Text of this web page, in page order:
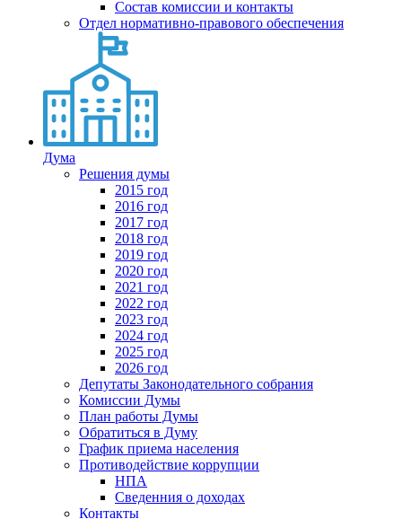
Состав комиссии и контакты
Отдел нормативно-правового обеспечения
Дума
Решения думы
2015 год
2016 год
2017 год
2018 год
2019 год
2020 год
2021 год
2022 год
2023 год
2024 год
2025 год
2026 год
Депутаты Законодательного собрания
Комиссии Думы
План работы Думы
Обратиться в Думу
График приема населения
Противодействие коррупции
НПА
Сведенния о доходах
Контакты